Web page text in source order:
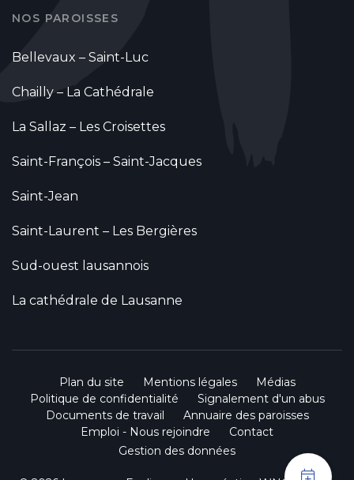
NOS PAROISSES
Bellevaux – Saint-Luc
Chailly – La Cathédrale
La Sallaz – Les Croisettes
Saint-François – Saint-Jacques
Saint-Jean
Saint-Laurent – Les Bergières
Sud-ouest lausannois
La cathédrale de Lausanne
Plan du site Mentions légales
Médias
Politique de confidentialité
Signalement d'un abus
Documents de travail
Annuaire des paroisses
Emploi - Nous rejoindre
Contact
Gestion des données